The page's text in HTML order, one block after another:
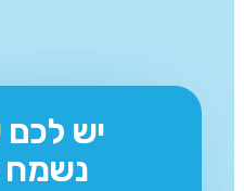
יש
נשמח